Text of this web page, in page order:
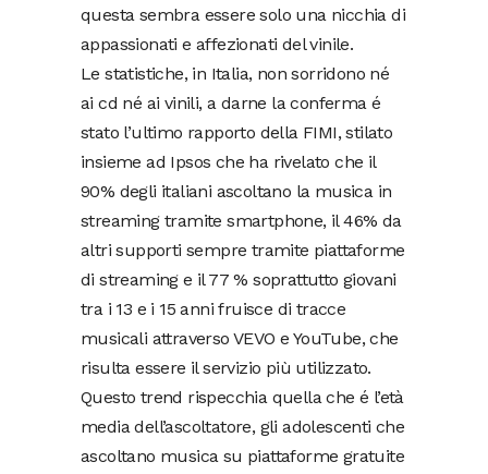
questa sembra essere solo una nicchia di
appassionati e affezionati del vinile.
Le statistiche, in Italia, non sorridono né
ai cd né ai vinili, a darne la conferma é
stato l’ultimo rapporto della FIMI, stilato
insieme ad Ipsos che ha rivelato che il
90% degli italiani ascoltano la musica in
streaming tramite smartphone, il 46% da
altri supporti sempre tramite piattaforme
di streaming e il 77 % soprattutto giovani
tra i 13 e i 15 anni fruisce di tracce
musicali attraverso VEVO e YouTube, che
risulta essere il servizio più utilizzato.
Questo trend rispecchia quella che é l’età
media dell’ascoltatore, gli adolescenti che
ascoltano musica su piattaforme gratuite